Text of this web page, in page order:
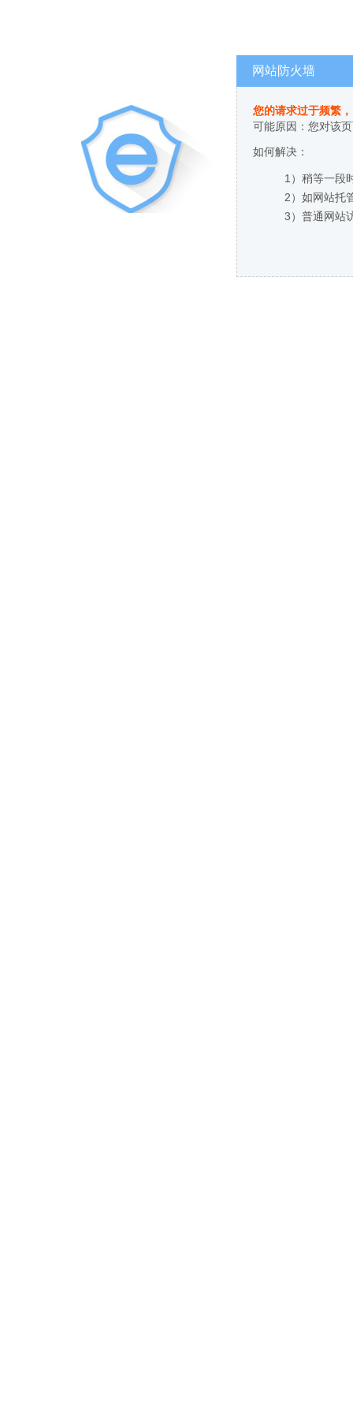
网站防火墙
您的请求过于频繁
可能原因：您对该
如何解决：
1）稍等一段
2）如网站托
3）普通网站